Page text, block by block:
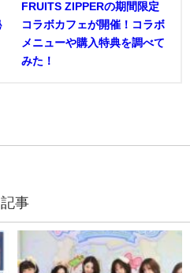
FRUITS ZIPPERの期間限定
コラボカフェが開催！コラボ
メニューや購入特典を調べて
みた！
事